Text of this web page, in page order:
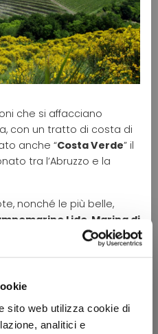
sito web utilizza cookie di
analitici e
che si affacciano
con un tratto di costa di
anche “Costa Verde” il
tra l’Abruzzo e la
nonché le più belle,
Lido Marina di
lento digradare dei
porto commerciale e
per la Croazia